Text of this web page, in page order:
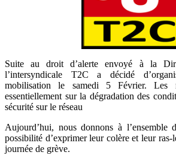
Suite au droit d’alerte envoyé à la
l’intersyndicale T2C a décidé
mobilisation le samedi 5 Février. Les
essentiellement sur la dégradation des
sécurité sur le réseau
Aujourd’hui, nous donnons à l’ensemble
possibilité d’exprimer leur colère et leur ras-
journée de grève.